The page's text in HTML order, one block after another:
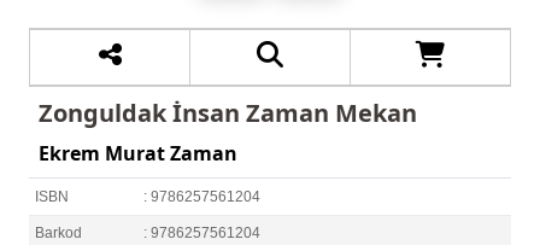
Zonguldak İnsan Zaman Mekan
Ekrem Murat Zaman
ISBN : 9786257561204
Barkod : 9786257561204